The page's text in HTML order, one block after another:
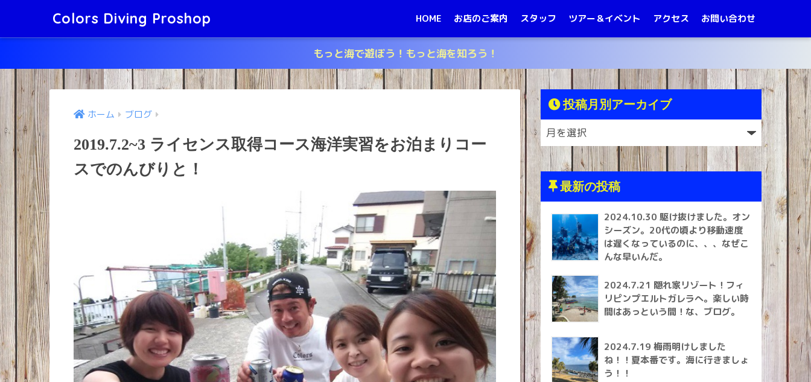
Colors Diving Proshop HOME お店のご案内 スタッフ ツアー＆イベント アクセス お問い合わせ
もっと海で遊ぼう！もっと海を知ろう！
ホーム ブログ
2019.7.2~3 ライセンス取得コース海洋実習をお泊まりコー
スでのんびりと！
投稿月別アーカイブ
最新の投稿
2024.10.30 駆け抜けました。オン
シーズン。20代の頃より移動速度
は遅くなっているのに、、、なぜこ
んな早いんだ。
2024.7.21 隠れ家リゾート！フィ
リピンプエルトガレラへ。楽しい時
間はあっという間！な、ブログ。
2024.7.19 梅雨明けしました
ね！！夏本番です。海に行きましょ
う！！